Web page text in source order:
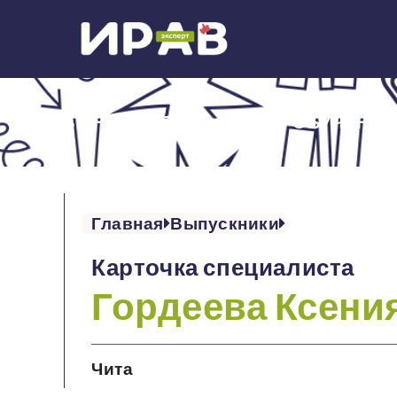
ОБ ИНСТИТУТЕ ОБУЧЕНИЕ
Главная Выпускники
Карточка специалиста
Гордеева
Чита